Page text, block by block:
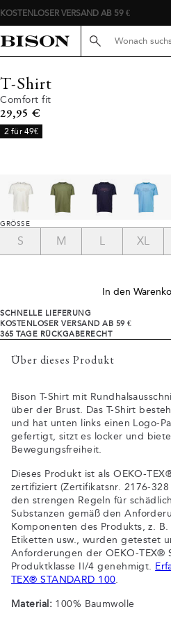
KOSTENLOSER VERSAND AB 59 €
Suche hier...
T-Shirt
Comfort fit
Preis
29,95 €
2 für 49€
GRÖSSE
S M L XL
In den
SCHNELLE LIEFERUNG
KOSTENLOSER VERSAND AB 59 €
365 TAGE RÜCKGABERECHT
Über dieses Produkt
Bison T-Shirt mit
über der Brust. Das T-Shirt
und hat unten links einen Logo-
gefertigt, sitzt es locker und
Bewegungsfreiheit.
Dieses Produkt ist als OEKO-
zertifiziert (Zertifikatsnr. 2176-
den strengen Regeln für
Substanzen gemäß den
Komponenten des Produkts, z.
Etiketten usw., wurden getestet
Anforderungen der OEKO-TEX®
Produktklasse II/4 genehmigt.
TEX® STANDARD 100.
Material:100% Baumwolle